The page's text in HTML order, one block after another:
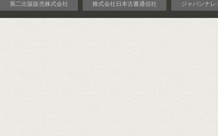
第二出版販売株式会社 株式会社日本古書通信社 ジャパンナレ